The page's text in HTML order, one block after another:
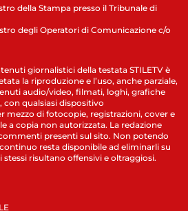
della Stampa presso il Tribunale di
degli Operatori di Comunicazione c/o
giornalistici della testata STILETV è
la riproduzione e l’uso, anche parziale,
audio/video, filmati, loghi, grafiche
con qualsiasi dispositivo
mezzo di fotocopie, registrazioni, cover e
a copia non autorizzata. La redazione
presenti sul sito. Non potendo
resta disponibile ad eliminarli su
stessi risultano offensivi e oltraggiosi.